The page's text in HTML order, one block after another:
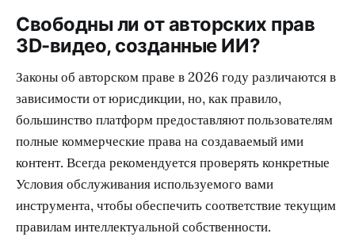
Свободны ли от авторских прав
3D-видео, созданные ИИ?
Законы об авторском праве в 2026 году различаются в
зависимости от юрисдикции, но, как правило,
большинство платформ предоставляют пользователям
полные коммерческие права на создаваемый ими
контент. Всегда рекомендуется проверять конкретные
Условия обслуживания используемого вами
инструмента, чтобы обеспечить соответствие текущим
правилам интеллектуальной собственности.